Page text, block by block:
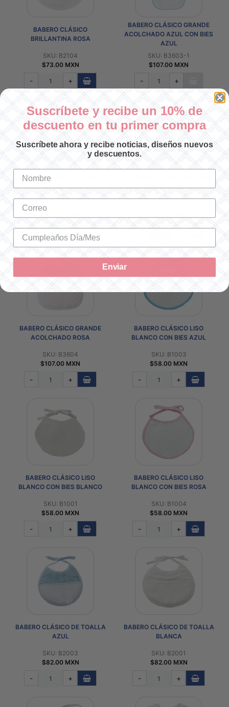
BABERO CLÁSICO
BRILLANTINA ROSA
SKU: B2104
$73.00 MXN
- +
BABERO CLÁSICO GRANDE
ACOLCHADO AZUL CON BIES
AZUL
SKU: B3603-1
$107.00 MXN
- +
BABERO CLÁSICO GRANDE
ACOLCHADO AZUL
SKU: B3603
- +
ACOLCHADO BLANCO
- +
BABERO CLÁSICO GRANDE
ACOLCHADO ROSA
SKU: B3604
$107.00 MXN
- +
BABERO CLÁSICO LISO
BLANCO CON BIES AZUL
SKU: B1003
$58.00 MXN
- +
BABERO CLÁSICO LISO
BLANCO CON BIES BLANCO
SKU: B1001
$58.00 MXN
- +
BABERO CLÁSICO LISO
BLANCO CON BIES ROSA
SKU: B1004
$58.00 MXN
- +
BABERO CLÁSICO DE TOALLA
AZUL
SKU: B2003
$82.00 MXN
- +
BABERO CLÁSICO DE TOALLA
BLANCA
SKU: B2001
$82.00 MXN
- +
Suscríbete y recibe un 10% de
descuento en tu primer compra
Suscríbete ahora y recibe noticias, diseños nuevos
y descuentos.
Enviar